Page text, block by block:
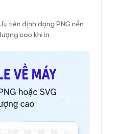
tiên định dạng PNG nền
cao khi in.